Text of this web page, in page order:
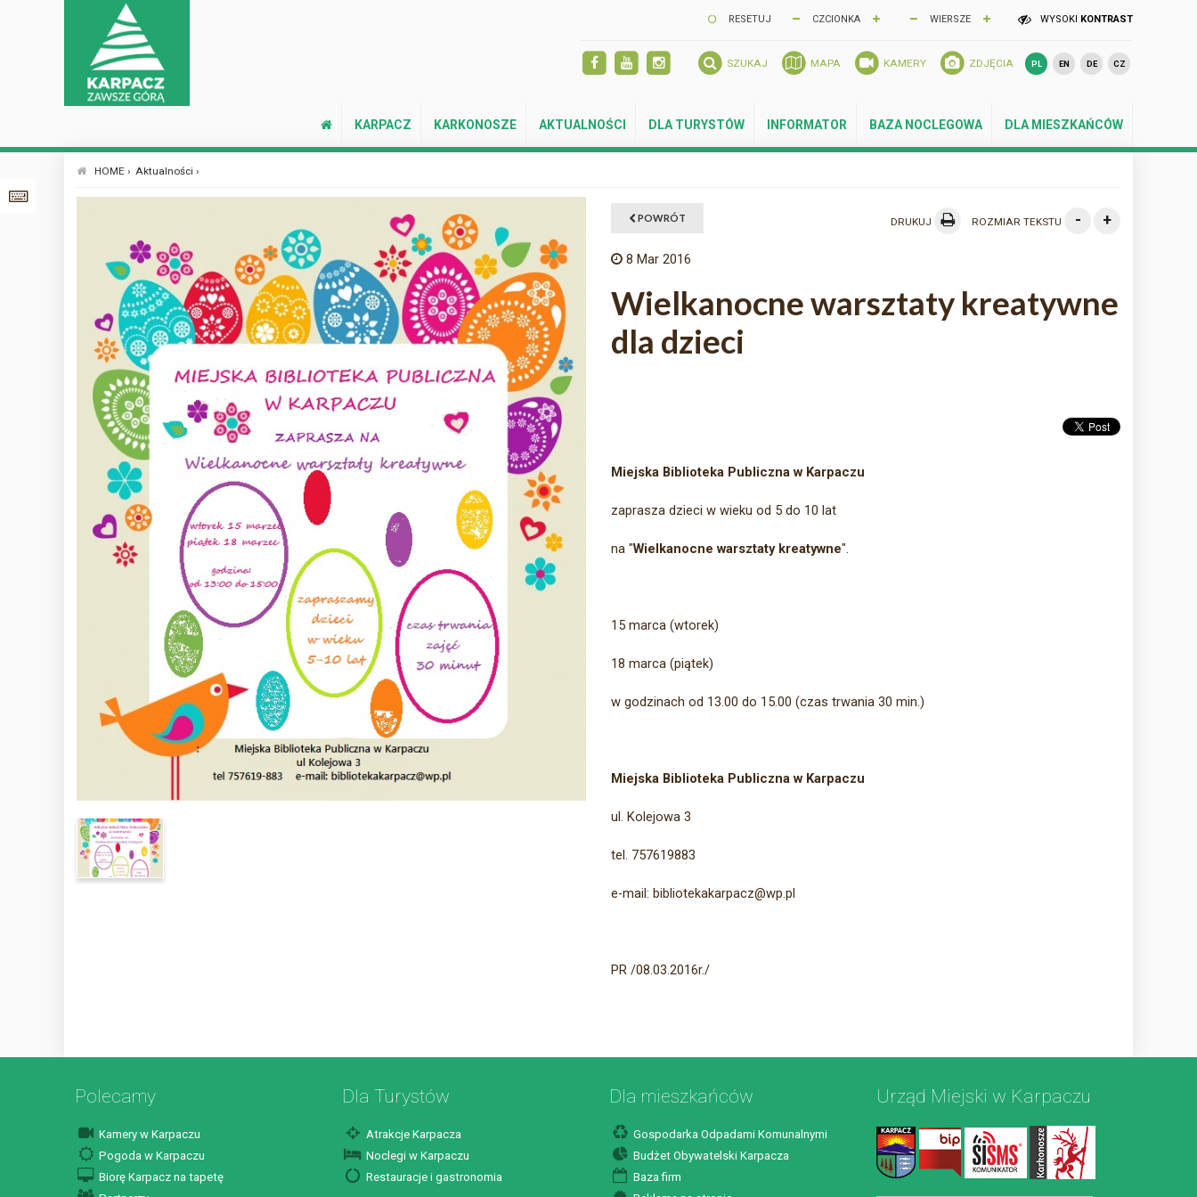
RESETUJ CZCIONKA WIERSZE WYSOKI KONTRAST
SZUKAJ MAPA KAMERY ZDJĘCIA PL EN DE CZ
KARPACZ KARKONOSZE AKTUALNOŚCI DLA TURYSTÓW INFORMATOR BAZA NOCLEGOWA DLA MIESZKAŃCÓW
HOME › Aktualności ›
POWRÓT DRUKUJ ROZMIAR TEKSTU - +
8 Mar 2016
Wielkanocne warsztaty kreatywne
dla dzieci
Miejska Biblioteka Publiczna w Karpaczu
zaprasza dzieci w wieku od 5 do 10 lat
na "Wielkanocne warsztaty kreatywne".
15 marca (wtorek)
18 marca (piątek)
w godzinach od 13.00 do 15.00 (czas trwania 30 min.)
Miejska Biblioteka Publiczna w Karpaczu
ul. Kolejowa 3
tel. 757619883
e-mail: bibliotekakarpacz@wp.pl
PR /08.03.2016r./
Polecamy
Kamery w Karpaczu
Pogoda w Karpaczu
Biorę Karpacz na tapetę
Dla Turystów
Atrakcje Karpacza
Noclegi w Karpaczu
Restauracje i gastronomia
Dla mieszkańców
Gospodarka Odpadami Komunalnymi
Budżet Obywatelski Karpacza
Baza firm
Urząd Miejski w Karpaczu